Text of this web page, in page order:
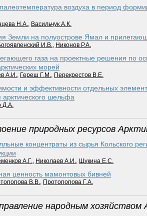
воздуха в период
Н.А., Васильчук А.К.
Земли на полуострове Ямал и
И.В., Никонов Р.А.
газа на проектные решения по
морей
А.И., Гереш Г.М., Перекрестов В.Е.
и эффективности отдельных
арк­тического шельфа
Д.А.
природных ресурсов
концентраты из сырья Кольского
А.Г., Николаев А.И., Щукина Е.С.
ценность мамонтовых бив­ней
В.В., Протопопова Г.А.
народным хозяйством